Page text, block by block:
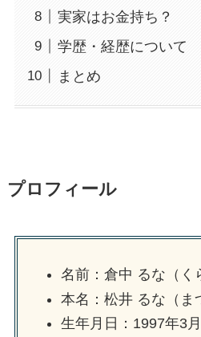
実家はお金持ち？
学歴・経歴について
まとめ
プロフィール
名前：倉中 るな（く
本名：松井 るな（ま
生年月日：1997年3